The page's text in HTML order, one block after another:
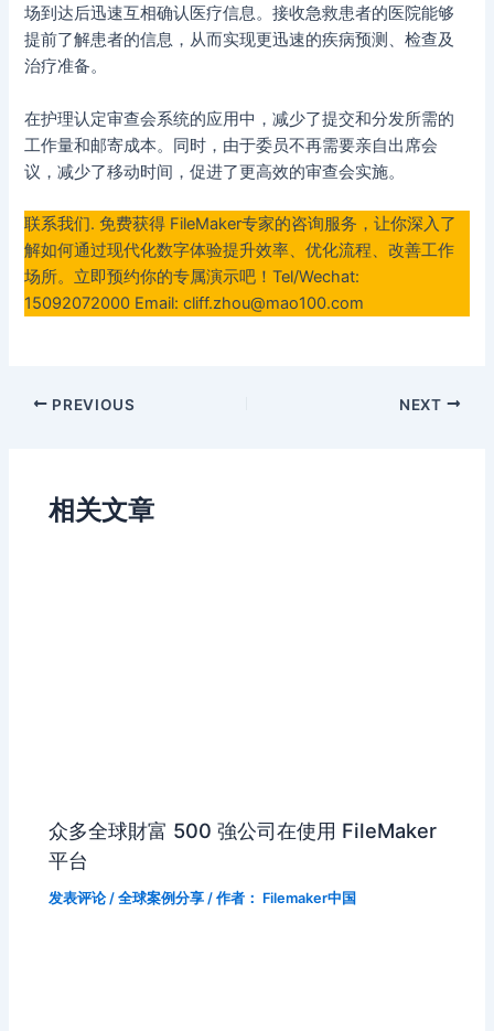
场到达后迅速互相确认医疗信息。接收急救患者的医院能够
提前了解患者的信息，从而实现更迅速的疾病预测、检查及
治疗准备。
在护理认定审查会系统的应用中，减少了提交和分发所需的
工作量和邮寄成本。同时，由于委员不再需要亲自出席会
议，减少了移动时间，促进了更高效的审查会实施。
联系我们. 免费获得 FileMaker专家的咨询服务，让你深入了
解如何通过现代化数字体验提升效率、优化流程、改善工作
场所。立即预约你的专属演示吧！Tel/Wechat:
15092072000 Email: cliff.zhou@mao100.com
Post
PREVIOUS NEXT
相关文章
众多全球財富 500 強公司在使用 FileMaker
平台
发表评论 /全球案例分享 / 作者： Filemaker中国